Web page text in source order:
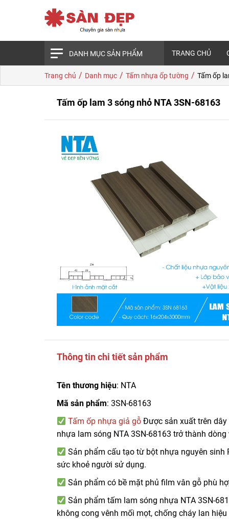
DANH MỤC SẢN PHẨM TRANG CHỦ
Trang chủ / Danh mục / Tấm nhựa ốp tường / Tấm ốp
Tấm ốp lam 3 sóng nhỏ NTA 3SN-68163
Thông tin chi tiết sản phẩm
Tên thương hiệu: NTA
Mã sản phẩm: 3SN-68163
Tấm ốp nhựa giả gỗ Được sản xuất trên
nhựa lam sóng NTA 3SN-68163 trở thành dòng
Sản phẩm cấu tạo từ bột nhựa nguyên
sức khoẻ người sử dụng.
Sản phẩm có bề mặt phủ film vân gỗ phù
Sản phẩm tấm lam sóng nhựa NTA 3SN-
không cong vênh mối mọt, chống cháy lan